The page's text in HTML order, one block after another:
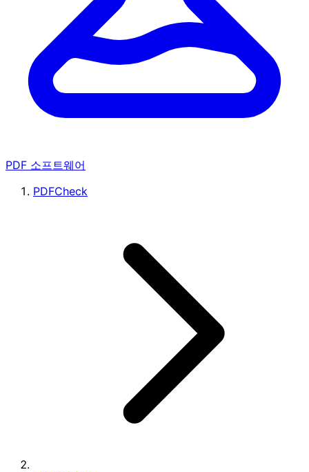
PDF 소프트웨어
PDFCheck